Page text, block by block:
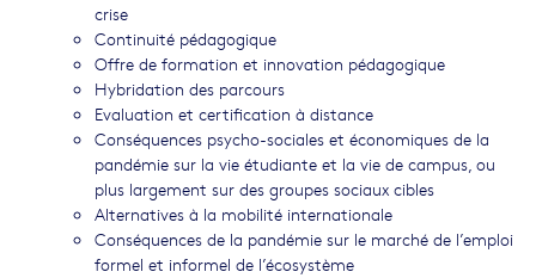
crise
Continuité pédagogique
Offre de formation et innovation pédagogique
Hybridation des parcours
Evaluation et certification à distance
Conséquences psycho-sociales et économiques de la
pandémie sur la vie étudiante et la vie de campus, ou
plus largement sur des groupes sociaux cibles
Alternatives à la mobilité internationale
Conséquences de la pandémie sur le marché de l’emploi
formel et informel de l’écosystème